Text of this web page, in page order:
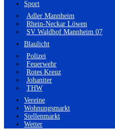
Sport
Adler Mannheim
Rhein-Neckar Löwen
SV Waldhof Mannheim 07
Blaulicht
Polizei
Feuerwehr
Rotes Kreuz
Johaniter
THW
Vereine
Wohnungsmarkt
Stellenmarkt
Wetter